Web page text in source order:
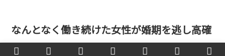
なんとなく働き続けた女性が婚期を逃し高確
率で不幸になる現象